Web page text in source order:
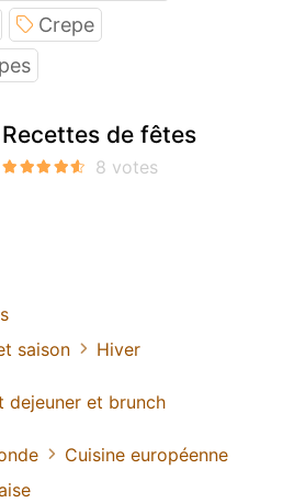
Crepe
Recettes de fêtes
saison
Hiver
dejeuner et brunch
Cuisine européenne